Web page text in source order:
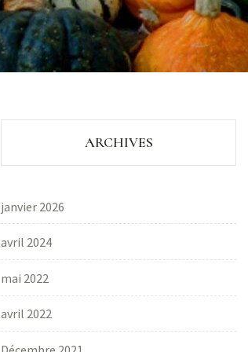
ARCHIVES
janvier 2026
avril 2024
mai 2022
avril 2022